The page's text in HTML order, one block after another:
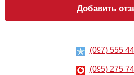
Силиконовые
вагинальные
шарики Pretty
Love Orgasmic
Добавить
(097) 555
(095) 275